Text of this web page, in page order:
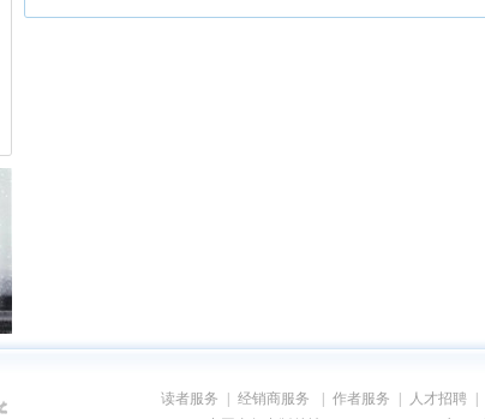
读者服务 经销商服务 作者服务 人才招聘